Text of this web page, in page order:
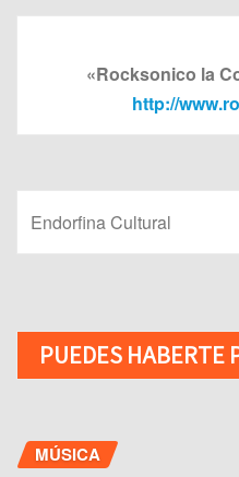
«Rocksonico la
http://
Endorfina Cultural
PUEDES HABERTE
MÚSICA